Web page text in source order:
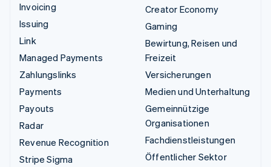
Invoicing
Issuing
Link
Managed Payments
Zahlungslinks
Payments
Payouts
Radar
Revenue Recognition
Stripe Sigma
Creator Economy
Gaming
Bewirtung, Reisen und
Freizeit
Versicherungen
Medien und Unterhaltung
Gemeinnützige
Organisationen
Fachdienstleistungen
Öffentlicher Sektor